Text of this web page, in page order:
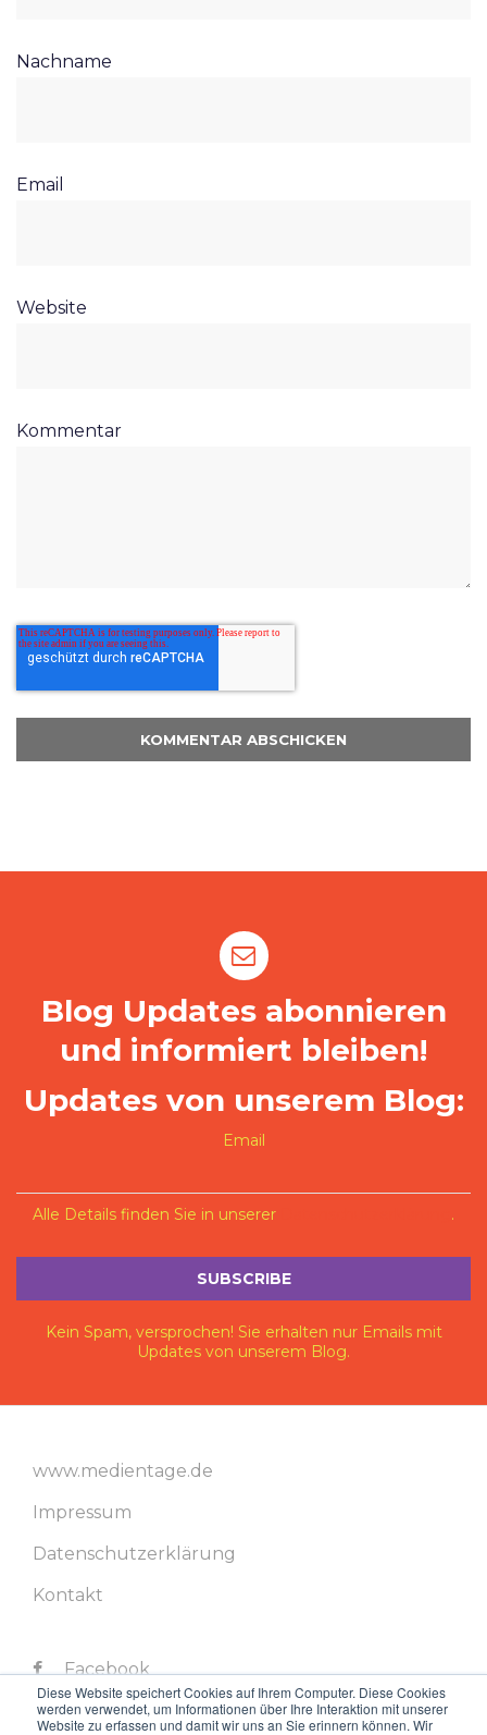
Diese Website speichert Cookies auf Ihrem Computer. Diese Cookies
werden verwendet, um Informationen über Ihre Interaktion mit unserer
Website zu erfassen und damit wir uns an Sie erinnern können. Wir
Nachname
Email
Website
Kommentar
Blog Updates abonnieren
und informiert bleiben!
Updates von unserem Blog:
Email
Alle Details finden Sie in unserer .
Kein Spam, versprochen! Sie erhalten nur Emails mit
Updates von unserem Blog.
www.medientage.de
Impressum
Datenschutzerklärung
Kontakt
Facebook
Twitter